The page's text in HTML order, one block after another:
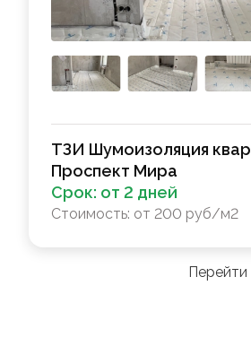
ТЗИ Шумоизоляция
Проспект Мира
Срок: от 2 дней
Стоимость: от 200 руб/м2